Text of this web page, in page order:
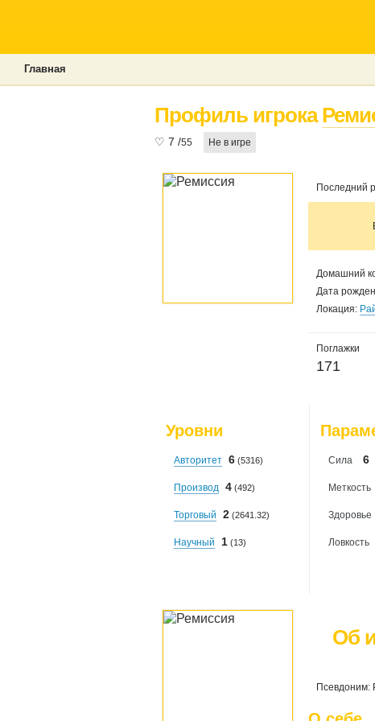
Главная
Профиль игрока
♡ 7 /55 Не в игре
Последний
Домашний
Дата
Локация:
Поглажки
171
Уровни
Авторитет 6 (5316)
Производ 4 (492)
Торговый 2 (2641.32)
Научный 1 (13)
Сила 6
Меткость
Здоровье
Ловкость
Об
Псевдоним: